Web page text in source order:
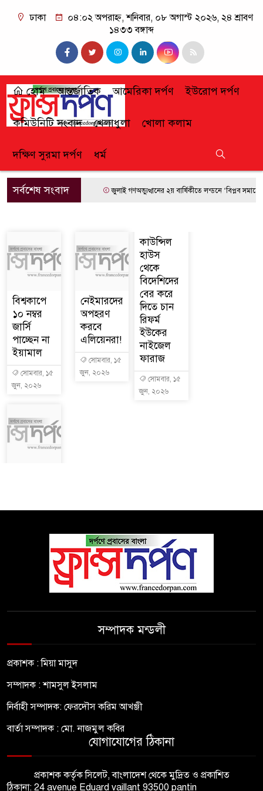
ঢাকা
০৪:০২ অপরাহ্ন, শনিবার, ০৮ অগাস্ট ২০২৬, ২৪ শ্রাবণ
১৪৩৩ বঙ্গাব্দ
হোম আন্তর্জাতিক আমেরিকা দর্পণ ইউরোপ দর্পণ
কমিউনিটি সংবাদ খেলাধুলা খোলা কলাম
দক্ষিণ সুরমা দর্পণ ধর্ম
সর্বশেষ সংবাদ জুলাই গণঅভ্যুত্থানের ২য় বার্ষিকীতে লন্ডনে ‘বিপ্লব সমাবেশ’
বিশ্বকাপে
১০ নম্বর
জার্সি
পাচ্ছেন না
ইয়ামাল
সোমবার, ১৫
জুন, ২০২৬
নেইমারদের
অপহরণ
করবে
এলিয়েনরা!
সোমবার, ১৫
জুন, ২০২৬
কাউন্সিল
হাউস
থেকে
বিদেশিদের
বের করে
দিতে চান
রিফর্ম
ইউকের
নাইজেল
ফারাজ
সোমবার, ১৫
জুন, ২০২৬
সম্পাদক মন্ডলী
প্রকাশক : মিয়া মাসুদ
সম্পাদক : শামসুল ইসলাম
নির্বাহী সম্পাদক: ফেরদৌস করিম আখঞ্জী
বার্তা সম্পাদক : মো. নাজমুল কবির
যোগাযোগের ঠিকানা
প্রকাশক কর্তৃক সিলেট, বাংলাদেশ থেকে মুদ্রিত ও প্রকাশিত
ঠিকানা: 24 avenue Eduard vaillant 93500 pantin